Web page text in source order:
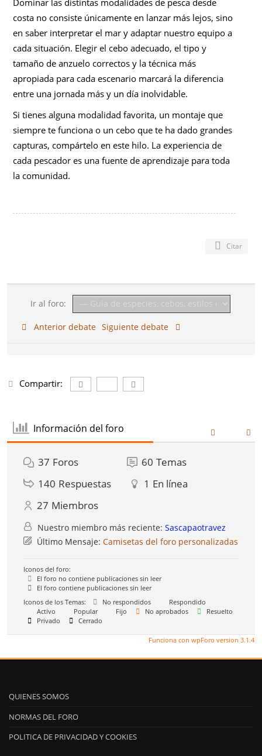
Dominar las distintas modalidades de pesca desde
costa no consiste únicamente en lanzar más lejos, sino
en saber interpretar el mar y adaptar nuestro equipo a
cada situación. Elegir el cebo adecuado, el tipo y
tamaño de anzuelo correctos y la técnica más
apropiada para cada escenario marcará la diferencia
entre una jornada más y un día inolvidable.
Si tienes alguna modalidad favorita, un montaje que
siempre te funciona o un cebo que te ha dado grandes
capturas, compártelo en este hilo. La experiencia de
cada pescador es una fuente de aprendizaje para toda
la comunidad.
Citar
Ir al foro:
Anterior debate Siguiente debate
Compartir:
Información del foro
37 Foros 60 Temas
140 Respuestas 1 En línea
27 Miembros
Nuestro miembro más reciente:Sascapaotravez
Último Mensaje:Camisetas del foro personalizadas
Iconos del foro:
El foro no contiene publicaciones sin leer
El foro contiene publicaciones sin leer
Iconos de los Temas:
No respondidos
Respondido
Activo
Popular Fijo No aprobados
Resuelto
Privado
Cerrado
Funciona con wpForo version 3.1.4
QUIENES SOMOS
NORMAS DEL FORO
POLITICA DE PRIVACIDAD Y COOKIES